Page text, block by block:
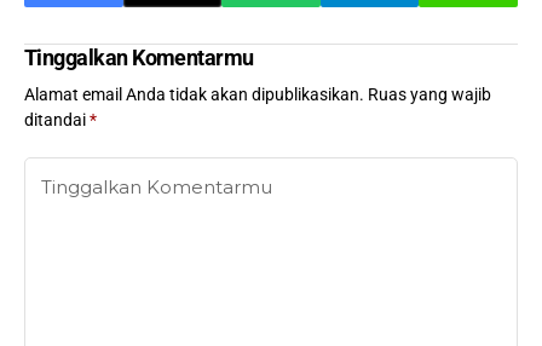
Tinggalkan Komentarmu
Alamat email Anda tidak akan dipublikasikan. Ruas yang wajib
ditandai*